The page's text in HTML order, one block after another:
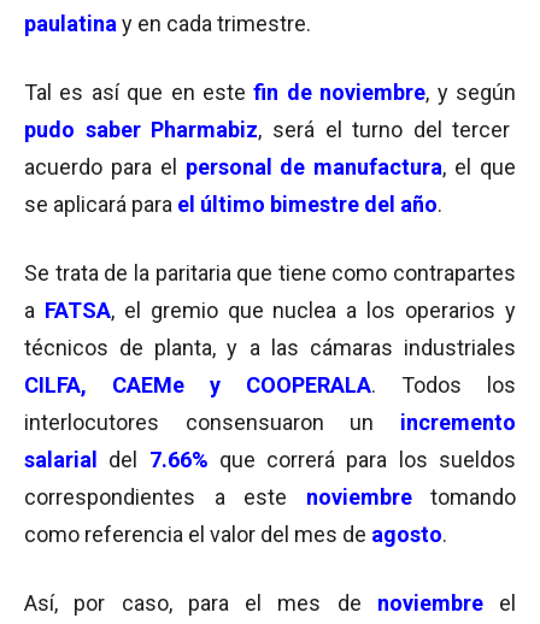
paulatina y en cada trimestre.
Tal es así que en estefin de noviembre, y según
pudo saber Pharmabiz, será el turno del tercer
acuerdo para el personal de manufactura, el que
se aplicará para el último bimestre del año.
Se trata de la paritaria que tiene como contrapartes
a FATSA, el gremio que nuclea a los operarios y
técnicos de planta, y a las cámaras industriales
CILFA, CAEMe y COOPERALA. Todos los
interlocutores consensuaron un incremento
salarial
del 7.66% que correrá para los sueldos
correspondientes a este noviembretomando
como referencia el valor del mes de agosto.
Así, por caso, para el mes de noviembreel